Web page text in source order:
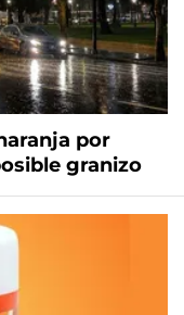
por
granizo